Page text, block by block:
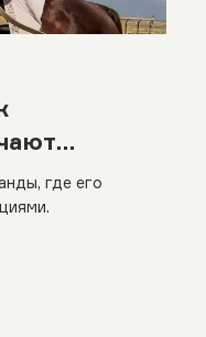
где его